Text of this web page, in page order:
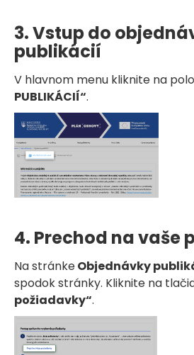
3. Vstup do
publikácií
V hlavnom menu kliknite na
PUBLIKÁCIÍ“.
4. Prechod na vaše
Na stránkeObjednávky
spodok stránky. Kliknite na
požiadavky“.